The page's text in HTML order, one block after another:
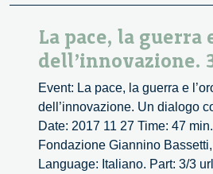
La pace, la guerra
dell’innovazione.
Event: La pace, la guerra e
dell’innovazione. Un dialogo
Date: 2017 11 27 Time: 47
Fondazione Giannino
Language: Italiano. Part: 3/3